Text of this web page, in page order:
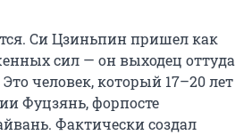
Си Цзиньпин пришел как
сил — он выходец оттуда
человек, который 17–20 лет
Фуцзянь, форпосте
Фактически создал